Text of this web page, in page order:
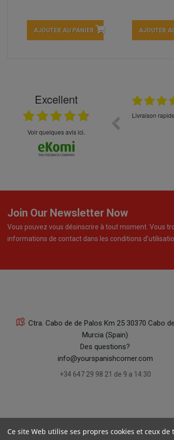
AJOUTER AU PANIER AJOUTER
Excellent
Voir quelques avis ici.
Ayant goûter
Join Our Newsletter Now
Vous pouvez vous désinscrire à tout moment. Vous
informations de contact dans les conditions
Ctra. Cabo de de Palos Km 25 30370 Cabo
Murcia (Spain)
Des questions?
info@yourspanishcorner.com
+34 647 29 98 21 de 9 a 14:30
Ce site Web utilise ses propres cookies et ceux